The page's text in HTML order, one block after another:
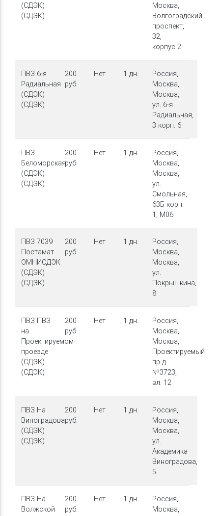
(СДЭК)
(СДЭК)
Москва,
Волгоградский
проспект,
32,
корпус 2
ПВЗ 6-я
Радиальная
(СДЭК)
(СДЭК)
200
руб.
Нет 1 дн.
Россия,
Москва,
Москва,
ул. 6-я
Радиальная,
3 корп. 6
ПВЗ
Беломорская
(СДЭК)
(СДЭК)
200
руб.
Нет 1 дн.
Россия,
Москва,
Москва,
ул.
Смольная,
63Б корп.
1, М06
ПВЗ 7039
Постамат
ОМНИСДЭК
(СДЭК)
(СДЭК)
200
руб.
Нет 1 дн.
Россия,
Москва,
Москва,
ул.
Покрышкина,
8
ПВЗ ПВЗ
на
Проектируемом
проезде
(СДЭК)
(СДЭК)
200
руб.
Нет 1 дн.
Россия,
Москва,
Москва,
Проектируемый
пр-д
№3723,
вл. 12
ПВЗ На
Виноградова
(СДЭК)
(СДЭК)
200
руб.
Нет 1 дн.
Россия,
Москва,
Москва,
ул.
Академика
Виноградова,
5
ПВЗ На
Волжской
200
руб.
Нет 1 дн.
Россия,
Москва,